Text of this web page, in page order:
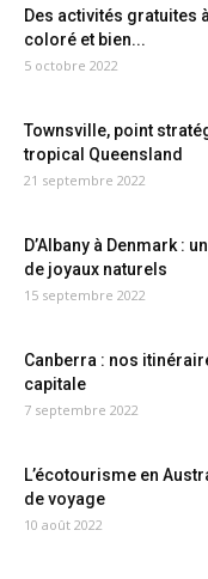
Des activités gratuites
coloré et bien...
5 octobre 2022
Townsville, point
tropical Queensland
21 septembre 2022
D’Albany à Denmark :
de joyaux naturels
15 septembre 2022
Canberra : nos
capitale
7 septembre 2022
L’écotourisme en
de voyage
10 août 2022